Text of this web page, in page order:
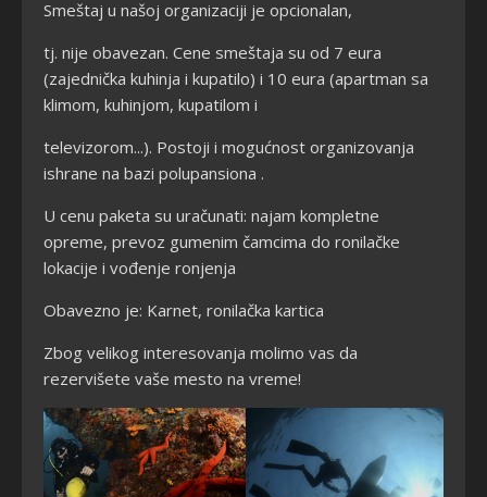
Smeštaj u našoj organizaciji je opcionalan,
tj. nije obavezan. Cene smeštaja su od 7 eura
(zajednička kuhinja i kupatilo) i 10 eura (apartman sa
klimom, kuhinjom, kupatilom i
televizorom...). Postoji i mogućnost organizovanja
ishrane na bazi polupansiona .
U cenu paketa su uračunati: najam kompletne
opreme, prevoz gumenim čamcima do ronilačke
lokacije i vođenje ronjenja
Obavezno je: Karnet, ronilačka kartica
Zbog velikog interesovanja molimo vas da
rezervišete vaše mesto na vreme!